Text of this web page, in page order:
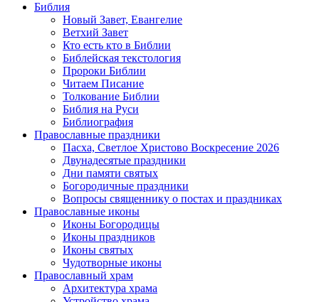
Библия
Новый Завет, Евангелие
Ветхий Завет
Кто есть кто в Библии
Библейская текстология
Пророки Библии
Читаем Писание
Толкование Библии
Библия на Руси
Библиография
Православные праздники
Пасха, Светлое Христово Воскресение 2026
Двунадесятые праздники
Дни памяти святых
Богородичные праздники
Вопросы священнику о постах и праздниках
Православные иконы
Иконы Богородицы
Иконы праздников
Иконы святых
Чудотворные иконы
Православный храм
Архитектура храма